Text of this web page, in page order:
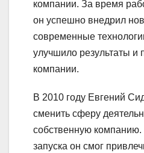
компании. За время
он успешно внедрил
современные
улучшило результаты и
компании.
В 2010 году Евгений
сменить сферу
собственную
запуска он смог